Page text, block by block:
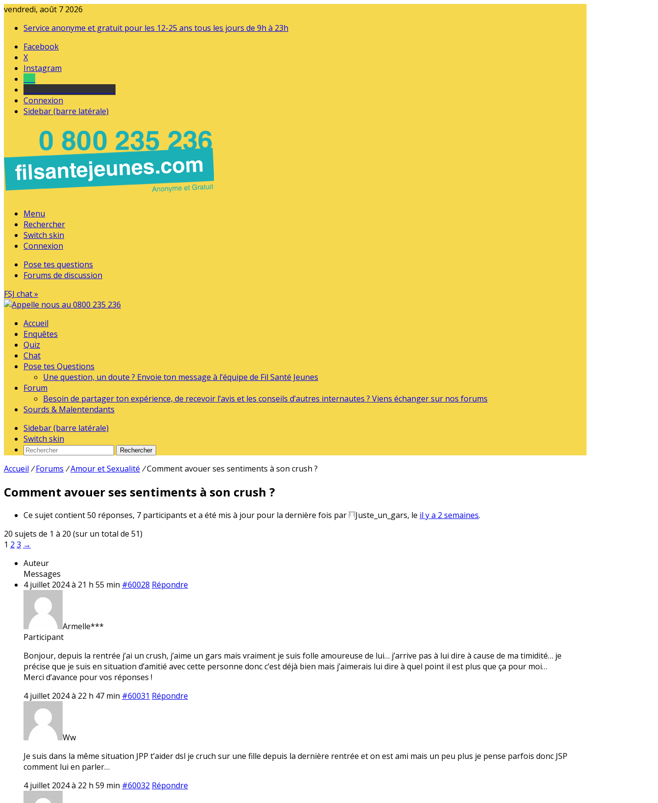
vendredi, août 7 2026
Service anonyme et gratuit pour les 12-25 ans tous les jours de 9h à 23h
Facebook
X
Instagram
Connexion
Sidebar (barre latérale)
Menu
Rechercher
Switch skin
Connexion
Pose tes questions
Forums de discussion
FSJ chat »
Accueil
Enquêtes
Quiz
Chat
Pose tes Questions
Une question, un doute ? Envoie ton message à l’équipe de Fil Santé Jeunes
Forum
Besoin de partager ton expérience, de recevoir l’avis et les conseils d’autres internautes ? Viens échanger sur nos forums
Sourds & Malentendants
Sidebar (barre latérale)
Switch skin
Rechercher
Accueil / Forums /Amour et Sexualité /Comment avouer ses sentiments à son crush ?
Comment avouer ses sentiments à son crush ?
Ce sujet contient 50 réponses, 7 participants et a été mis à jour pour la dernière fois par Juste_un_gars, le il y a 2 semaines.
20 sujets de 1 à 20 (sur un total de 51)
1 2 3 →
Auteur
Messages
4 juillet 2024 à 21 h 55 min #60028 Répondre
Armelle***
Participant
Bonjour, depuis la rentrée j’ai un crush, j’aime un gars mais vraiment je suis folle amoureuse de lui… j’arrive pas à lui dire à cause de ma timidité… je
précise que je suis en situation d’amitié avec cette personne donc c’est déjà bien mais j’aimerais lui dire à quel point il est plus que ça pour moi…
Merci d’avance pour vos réponses !
4 juillet 2024 à 22 h 47 min #60031 Répondre
Ww
Je suis dans la même situation JPP t’aider dsl je cruch sur une fille depuis la dernière rentrée et on est ami mais un peu plus je pense parfois donc JSP
comment lui en parler…
4 juillet 2024 à 22 h 59 min #60032 Répondre